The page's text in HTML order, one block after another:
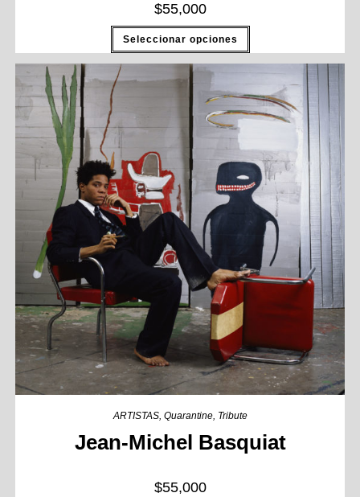
$55,000
Seleccionar opciones
ARTISTAS, Quarantine, Tribute
Jean-Michel Basquiat
$55,000